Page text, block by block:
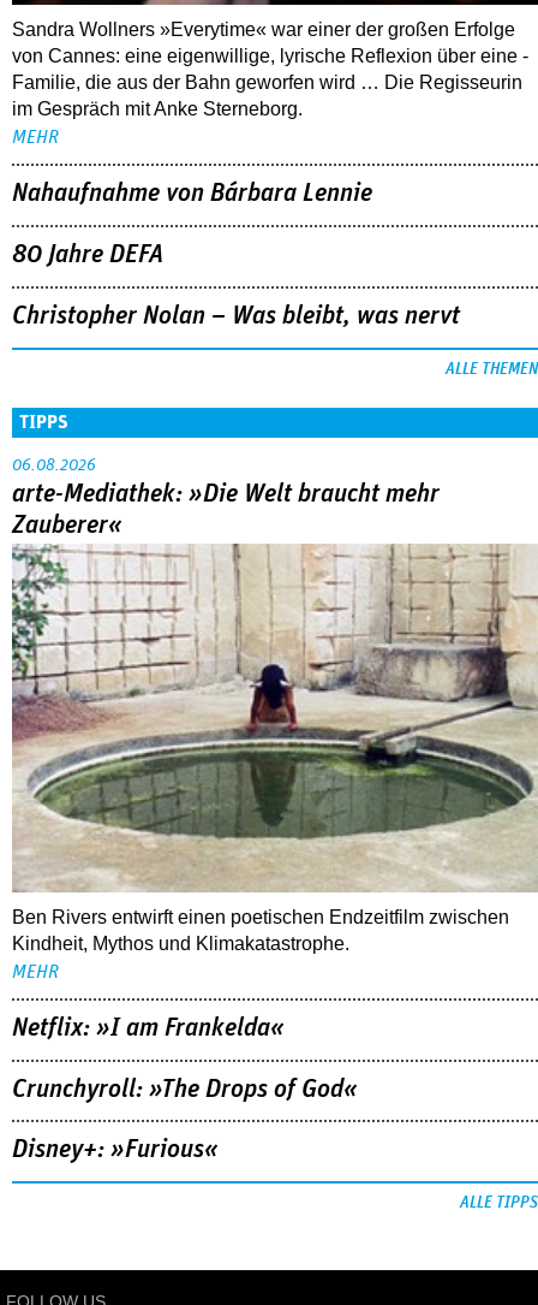
Sandra Wollners »Everytime« war einer der großen Erfolge
von Cannes: eine eigenwillige, lyrische Reflexion über eine ­
Familie, die aus der Bahn geworfen wird … Die Regisseurin
im Gespräch mit Anke Sterneborg.
MEHR
Nahaufnahme von Bárbara Lennie
80 Jahre DEFA
Christopher Nolan – Was bleibt, was nervt
ALLE THEMEN
TIPPS
06.08.2026
arte-Mediathek: »Die Welt braucht mehr
Zauberer«
Ben Rivers entwirft einen poetischen Endzeitfilm zwischen
Kindheit, Mythos und Klimakatastrophe.
MEHR
Netflix: »I am Frankelda«
Crunchyroll: »The Drops of God«
Disney+: »Furious«
ALLE TIPPS